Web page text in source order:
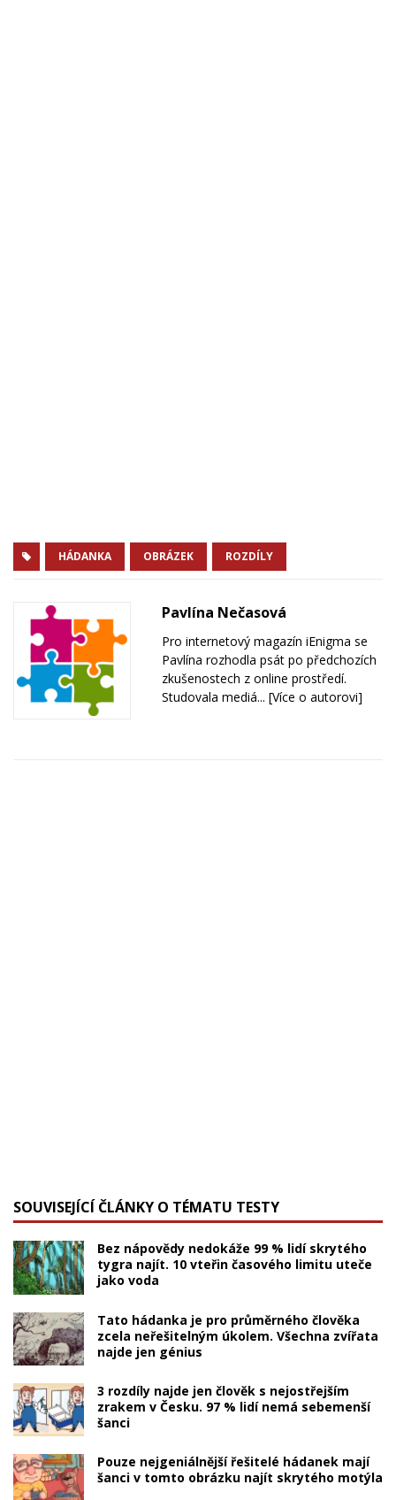
HÁDANKA OBRÁZEK ROZDÍLY
Pavlína Nečasová
Pro internetový magazín iEnigma se
Pavlína rozhodla psát po předchozích
zkušenostech z online prostředí.
Studovala mediá... [Více o autorovi]
SOUVISEJÍCÍ ČLÁNKY O TÉMATU TESTY
Bez nápovědy nedokáže 99 % lidí skrytého
tygra najít. 10 vteřin časového limitu uteče
jako voda
Tato hádanka je pro průměrného člověka
zcela neřešitelným úkolem. Všechna zvířata
najde jen génius
3 rozdíly najde jen člověk s nejostřejším
zrakem v Česku. 97 % lidí nemá sebemenší
šanci
Pouze nejgeniálnější řešitelé hádanek mají
šanci v tomto obrázku najít skrytého motýla